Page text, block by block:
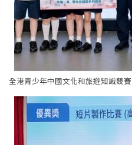
全港青少年中國文化和旅遊知識競賽